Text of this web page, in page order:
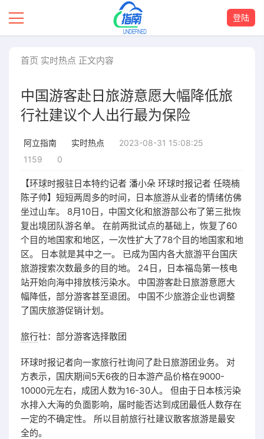
登陆
首页 实时热点 正文内容
中国游客赴日旅游意愿大幅降低旅
行社建议个人出行最为保险
阿立指南 实时热点
2023-08-31 15:08:25
1159
0
【环球时报驻日本特约记者 潘小朵 环球时报记者 任晓楠
陈子帅】短短两周多的时间，日本旅游从业者的情绪仿佛
坐过山车。 8月10日，中国文化和旅游部公布了第三批恢
复出境团队游名单。 在前两批试点的基础上，恢复了60
个目的地国家和地区，一次性扩大了78个目的地国家和地
区。 日本就是其中之一。 已成为国内各大旅游平台国庆
旅游搜索次数最多的目的地。 24日，日本福岛第一核电
站开始向海中排放核污染水。 中国游客赴日旅游意愿大
幅降低，部分游客甚至退团。 中国不少旅游企业也调整
了国庆旅游促销计划。
旅行社：部分游客选择散团
环球时报记者向一家旅行社询问了赴日旅游团业务。 对
方表示，国庆期间5天6夜的日本游产品价格在9000-
10000元左右，成团人数为16-30人。 但由于日本核污染
水排入大海的负面影响，届时能否达到成团最低人数存在
一定的不确定性。 所以目前旅行社建议散客旅游是最安
全的。